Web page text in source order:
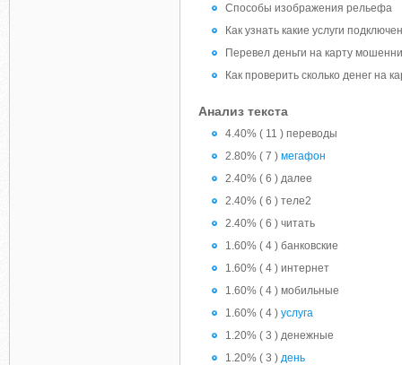
Способы изображения рельефа
Как узнать какие услуги
Перевел деньги на карту
Как проверить сколько денег на
Анализ текста
4.40% ( 11 ) переводы
2.80% ( 7 ) мегафон
2.40% ( 6 ) далее
2.40% ( 6 ) теле2
2.40% ( 6 ) читать
1.60% ( 4 ) банковские
1.60% ( 4 ) интернет
1.60% ( 4 ) мобильные
1.60% ( 4 ) услуга
1.20% ( 3 ) денежные
1.20% ( 3 ) день